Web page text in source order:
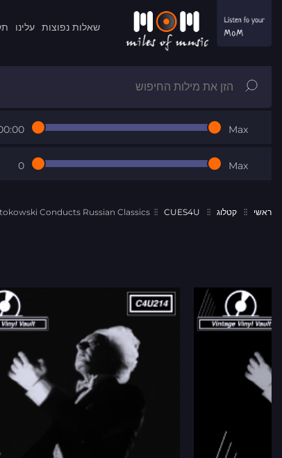
שאלות נפוצות עלינו
Max
0 Max
ראשי קטלוג CUES4U
Conducts Russian Classics